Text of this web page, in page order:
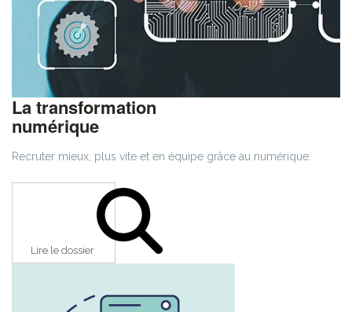
La transformation
numérique
Recruter mieux, plus vite et en équipe grâce au numérique.
Lire le dossier